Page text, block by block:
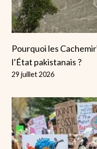
Pourquoi les
l’État pakistanais ?
29 juillet 2026